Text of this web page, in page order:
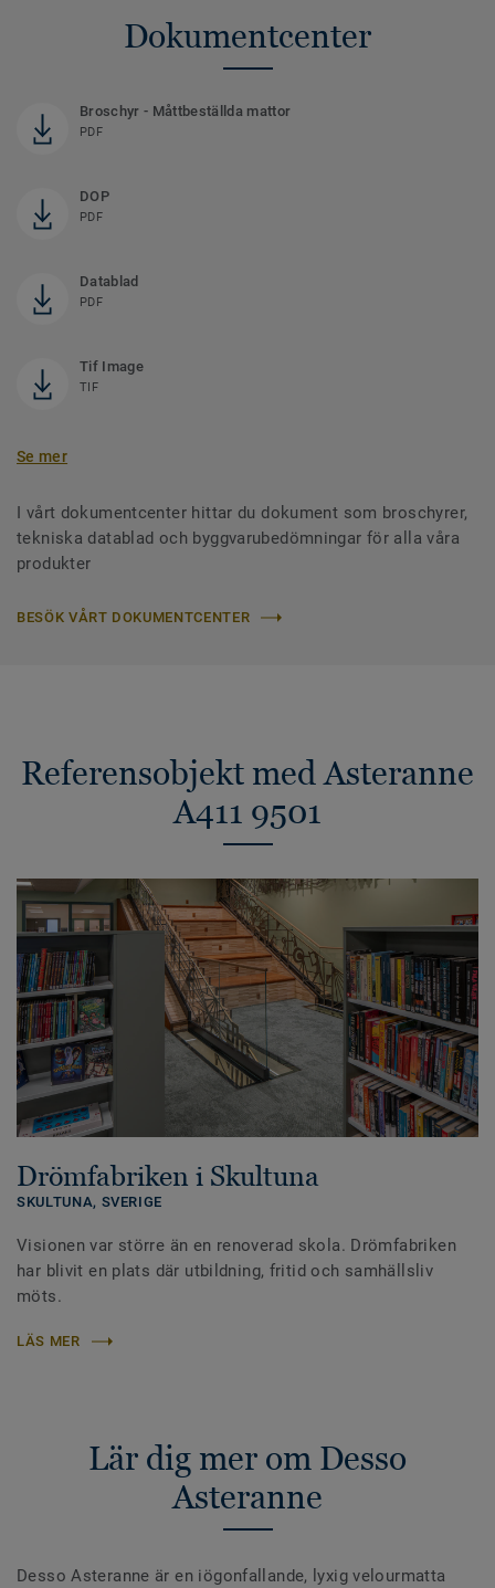
Dokumentcenter
Broschyr - Måttbeställda mattor
PDF
DOP
PDF
Datablad
PDF
Tif Image
TIF
Se mer
I vårt dokumentcenter hittar du dokument som broschyrer,
tekniska datablad och byggvarubedömningar för alla våra
produkter
BESÖK VÅRT DOKUMENTCENTER
Referensobjekt med Asteranne
A411 9501
Drömfabriken i Skultuna
SKULTUNA, SVERIGE
Visionen var större än en renoverad skola. Drömfabriken
har blivit en plats där utbildning, fritid och samhällsliv
möts.
LÄS MER
Lär dig mer om Desso
Asteranne
Desso Asteranne är en iögonfallande, lyxig velourmatta